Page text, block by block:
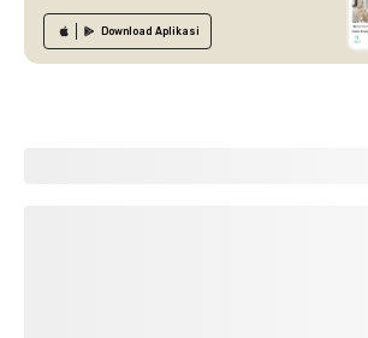
Download Aplikasi